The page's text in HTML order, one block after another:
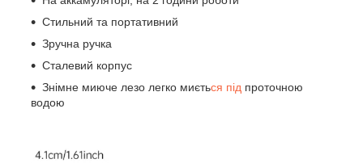
Стильний та портативний
Зручна ручка
Сталевий корпус
Знімне миюче лезо легко миється під проточною
водою